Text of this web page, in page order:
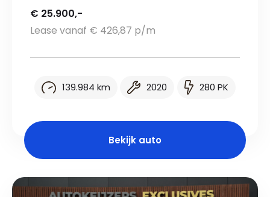
€ 25.900,-
Lease vanaf € 426,87 p/m
139.984 km 2020 280 PK
Bekijk auto